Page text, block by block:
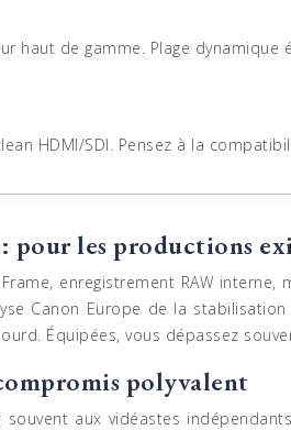
haut de gamme. Plage dynamique
HDMI/SDI. Pensez à la
pour les productions
enregistrement RAW
Canon Europe de la
Équipées, vous dépassez
polyvalent
aux vidéastes